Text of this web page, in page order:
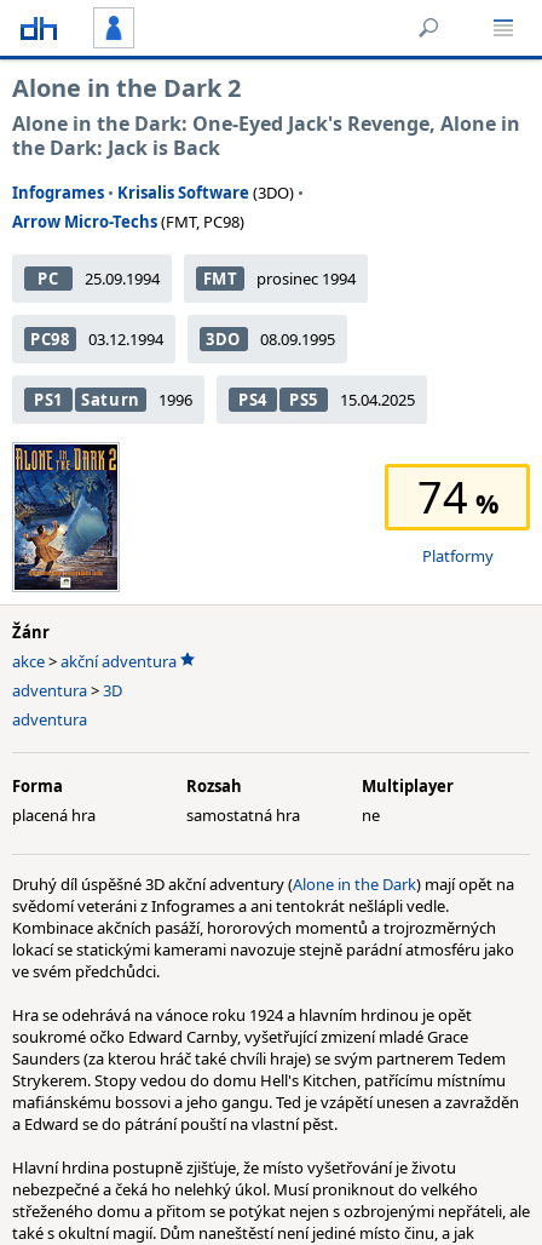
Alone in the Dark 2
Alone in the Dark: One-Eyed Jack's Revenge, Alone in
the Dark: Jack is Back
Infogrames • Krisalis Software(3DO) •
Arrow Micro-Techs(FMT, PC98)
PC 25.09.1994 FMT prosinec 1994
PC98 03.12.1994 3DO 08.09.1995
PS1 Saturn 1996 PS4 PS5 15.04.2025
74
Platformy
Žánr
akce>akční adventura
adventura>3D
adventura
Forma
placená hra
Rozsah
samostatná hra
Multiplayer
ne
Druhý díl úspěšné 3D akční adventury (Alone in the Dark) mají opět na
svědomí veteráni z Infogrames a ani tentokrát nešlápli vedle.
Kombinace akčních pasáží, hororových momentů a trojrozměrných
lokací se statickými kamerami navozuje stejně parádní atmosféru jako
ve svém předchůdci.
Hra se odehrává na vánoce roku 1924 a hlavním hrdinou je opět
soukromé očko Edward Carnby, vyšetřující zmizení mladé Grace
Saunders (za kterou hráč také chvíli hraje) se svým partnerem Tedem
Strykerem. Stopy vedou do domu Hell's Kitchen, patřícímu místnímu
mafiánskému bossovi a jeho gangu. Ted je vzápětí unesen a zavražděn
a Edward se do pátrání pouští na vlastní pěst.
Hlavní hrdina postupně zjišťuje, že místo vyšetřování je životu
nebezpečné a čeká ho nelehký úkol. Musí proniknout do velkého
střeženého domu a přitom se potýkat nejen s ozbrojenými nepřáteli, ale
také s okultní magií. Dům naneštěstí není jediné místo činu, a jak